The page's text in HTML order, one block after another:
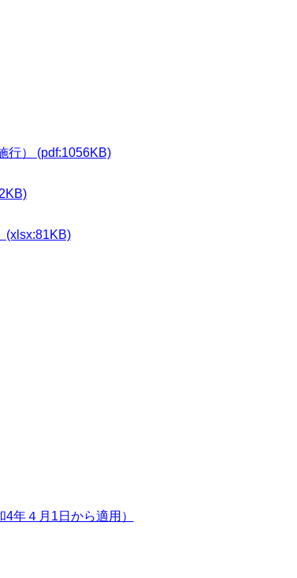
行） (pdf:1056KB)
(xlsx:81KB)
年４月1日から適用）